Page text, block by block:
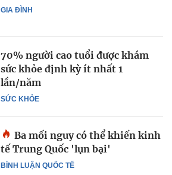
GIA ĐÌNH
SỨC KHỎE
70% người cao tuổi được khám
sức khỏe định kỳ ít nhất 1
lần/năm
BÌNH LUẬN QUỐC TẾ
Ba mối nguy có thể khiến kinh
tế Trung Quốc 'lụn bại'